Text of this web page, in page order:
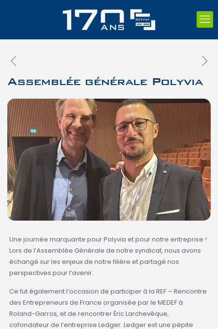
Assemblée générale Polyvia
Une journée marquante pour Polyvia et pour notre entreprise !
Lors de l’Assemblée Générale de notre syndicat, nous avons
échangé sur les enjeux de notre filière et partagé nos
perspectives pour l’avenir.
Ce fut également l’occasion de participer à la REF – Rencontre
des Entrepreneurs de France organisée par le MEDEF à
Roland-Garros, et de rencontrer Éric Larchevêque,
cofondateur de l’entreprise Ledger. Ledger est une pépite